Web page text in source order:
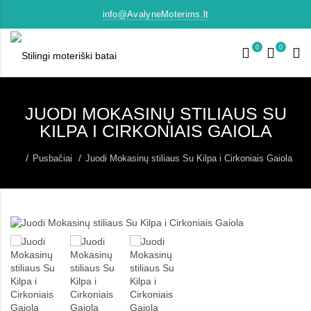
info@AvalyneMoterims.lt
0 0
JUODI MOKASINŲ STILIAUS SU
KILPA I CIRKONIAIS GAIOLA
Pusbačiai Juodi Mokasinų stiliaus Su Kilpa i Cirkoniais Gaiola